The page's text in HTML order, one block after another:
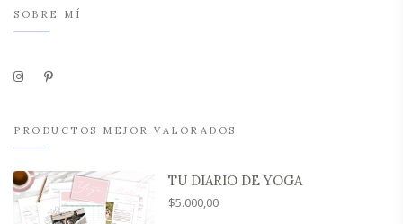
SOBRE MÍ
PRODUCTOS MEJOR VALORADOS
TU DIARIO DE YOGA
$5.000,00